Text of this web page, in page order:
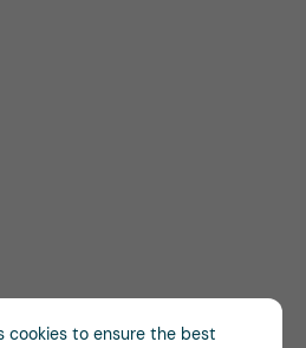
cookies to ensure the best